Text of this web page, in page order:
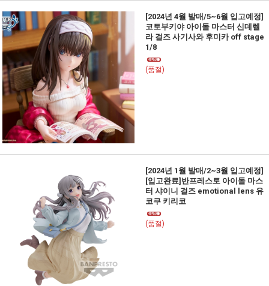
[2024년 4월 발매/5~6월 입고예정]
코토부키야 아이돌 마스터 신데렐
라 걸즈 사기사와 후미카 off stage
1/8
(품절)
[2024년 1월 발매/2~3월 입고예정]
[입고완료]반프레스토 아이돌 마스
터 샤이니 걸즈 emotional lens 유
코쿠 키리코
(품절)